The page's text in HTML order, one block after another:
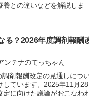
との違いなどを解説しま
る？2026年度調剤報酬
ンテナのてっちゃん
剤報酬改定の見通しにつ
しています。2025年11月28
定に向けた議論がおこなわ